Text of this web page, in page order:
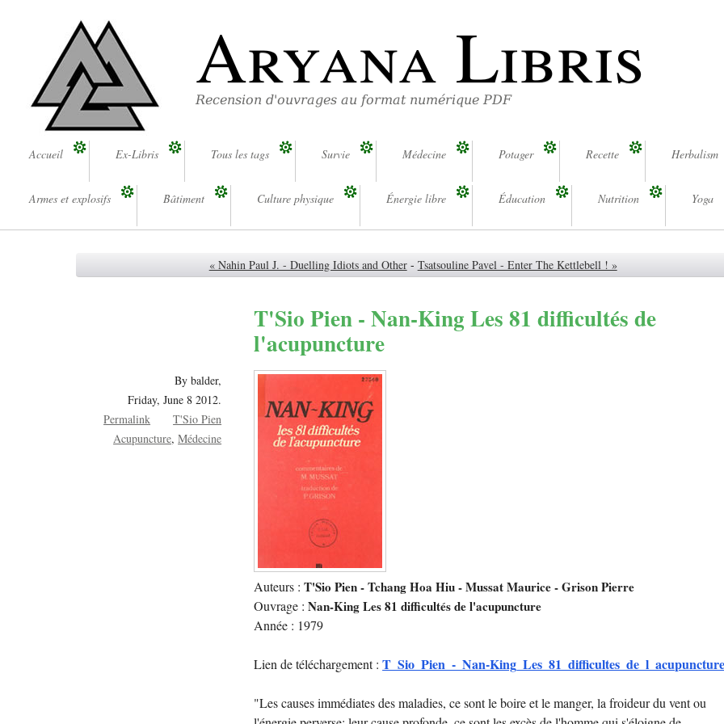
Aryana Libris
Recension d'ouvrages au format numérique PDF
Accueil Ex-Libris Tous les tags Survie Médecine Potager Recette Herbalism
Armes et explosifs Bâtiment Culture physique Énergie libre Éducation Nutrition Yoga
« Nahin Paul J. - Duelling Idiots and Other - Tsatsouline Pavel - Enter The Kettlebell ! »
T'Sio Pien - Nan-King Les 81 difficultés de
l'acupuncture
By balder,
Friday, June 8 2012.
Permalink
T'Sio Pien
Acupuncture Médecine
Auteurs :T'Sio Pien - Tchang Hoa Hiu - Mussat Maurice - Grison Pierre
Ouvrage :Nan-King Les 81 difficultés de l'acupuncture
Année : 1979
Lien de téléchargement :T_Sio_Pien_-_Nan-
"Les causes immédiates des maladies, ce sont le boire et le manger, la froideur du vent ou